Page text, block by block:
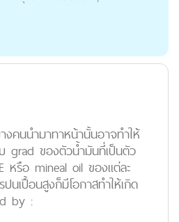
งคนนำมาทาหน้านั้นอาจทำให้
grad ของตัวน้ำมันที่เป็นตัว
หรือ mineal oil ของแต่ละ
นเปื้อนสูงก็มีโอกาสทำให้เกิด
by :